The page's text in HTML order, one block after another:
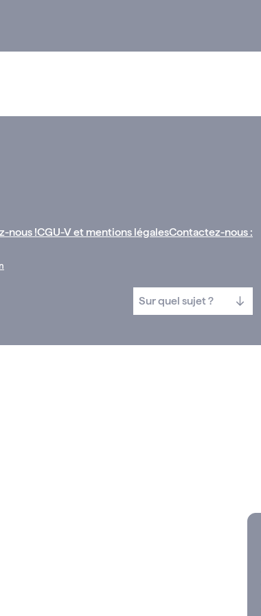
nous !CGU-V et mentions légalesContactez-nous :